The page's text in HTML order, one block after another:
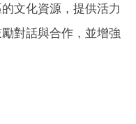
文化資源，提供活力
對話與合作，並增強